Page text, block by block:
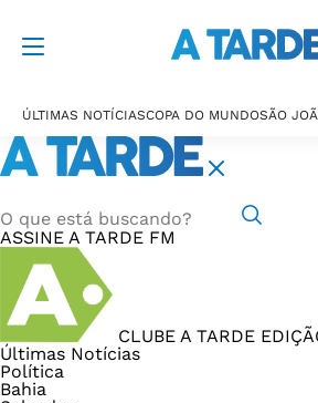
ÚLTIMAS NOTÍCIASCOPA DO MUNDOSÃO
ASSINE A TARDE FM
CLUBE A TARDE
Últimas Notícias
Política
Bahia